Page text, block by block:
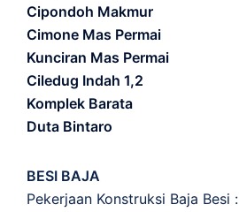
Cipondoh Makmur
Cimone Mas Permai
Kunciran Mas Permai
Ciledug Indah 1,2
Komplek Barata
Duta Bintaro
BESI BAJA
Pekerjaan Konstruksi Baja Besi :